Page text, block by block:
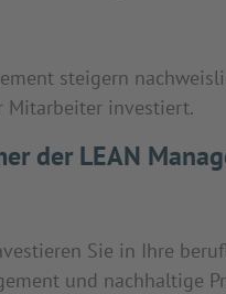
steigern
Mitarbeiter investiert.
der LEAN
Sie in Ihre
und nachhaltige